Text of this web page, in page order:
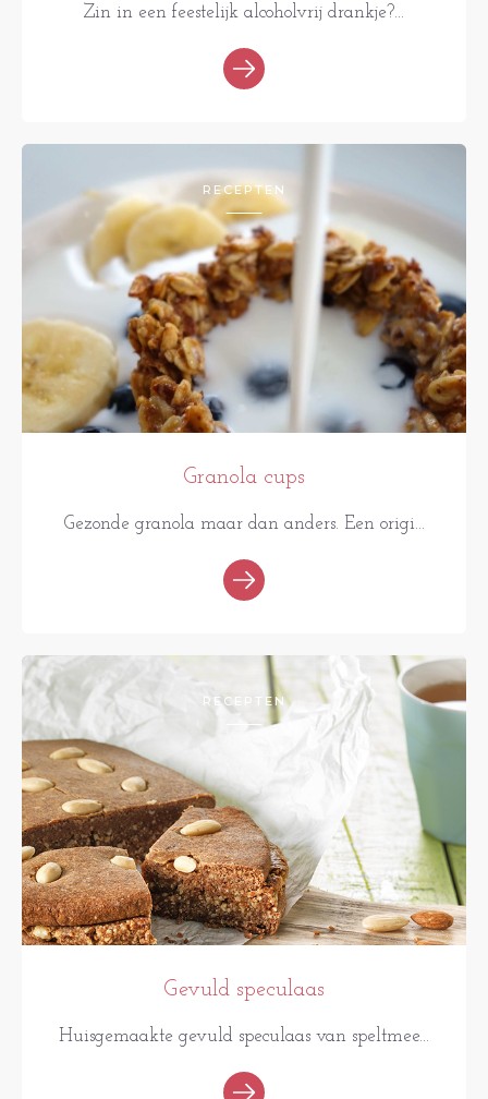
Zin in een feestelijk alcoholvrij drankje?...
RECEPTEN
Granola cups
Gezonde granola maar dan anders. Een origi...
RECEPTEN
Gevuld speculaas
Huisgemaakte gevuld speculaas van speltmee...